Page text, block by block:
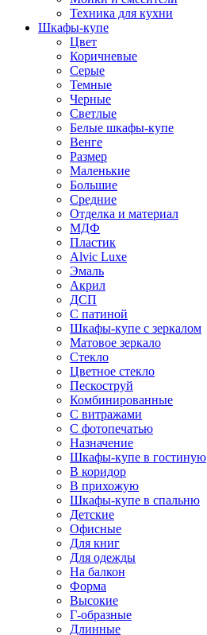
Техника для кухни
Шкафы-купе
Цвет
Коричневые
Серые
Темные
Черные
Светлые
Белые шкафы-купе
Венге
Размер
Маленькие
Большие
Средние
Отделка и материал
МДФ
Пластик
Alvic Luxe
Эмаль
Акрил
ДСП
С патиной
Шкафы-купе с зеркалом
Матовое зеркало
Стекло
Цветное стекло
Пескоструй
Комбинированные
С витражами
С фотопечатью
Назначение
Шкафы-купе в гостиную
В коридор
В прихожую
Шкафы-купе в спальню
Детские
Офисные
Для книг
Для одежды
На балкон
Форма
Высокие
Г-образные
Длинные